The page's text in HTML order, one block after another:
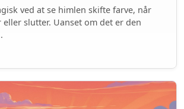
ved at se himlen skifte farve, når
slutter. Uanset om det er den